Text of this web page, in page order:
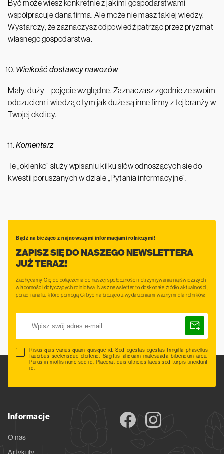
Być może wiesz konkretnie z jakimi gospodarstwami
współpracuje dana firma. Ale może nie masz takiej wiedzy.
Wystarczy, że zaznaczysz odpowiedź patrząc przez pryzmat
własnego gospodarstwa.
Wielkość dostawcy nawozów
Mały, duży – pojęcie względne. Zaznaczasz zgodnie ze swoim
odczuciem i wiedzą o tym jak duże są inne firmy z tej branży w
Twojej okolicy.
Komentarz
Te „okienko” służy wpisaniu kilku słów odnoszących się do
kwestii poruszanych w dziale „Pytania informacyjne”.
Bądź na bieżąco z najnowszymi informacjami rolniczymi!
ZAPISZ SIĘ DO NASZEGO NEWSLETTERA
JUŻ TERAZ!
Zachęcamy Cię do dołączenia do naszej społeczności i otrzymywania najświeższych
wiadomości dotyczących rolnictwa. Nasz newsletter to doskonałe źródło aktualności,
porad i analiz, które pomogą Ci być na bieżąco z wydarzeniami ważnymi dla rolników.
Risus quis varius quam quisque id. Sed egestas egestas fringilla phasellus
faucibus scelerisque eleifend. Sagittis aliquam malesuada bibendum arcu.
Purus in mollis nunc sed id. Placerat duis ultricies lacus sed turpis tincidunt
id.
Informacje
O nas